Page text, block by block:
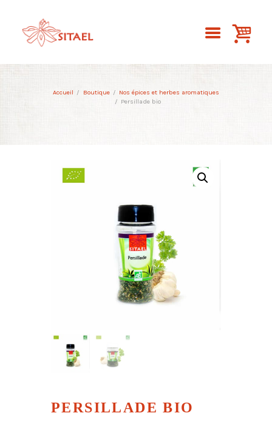
Accueil Boutique
Nos épices et herbes aromatiques
Persillade bio
PERSILLADE BIO